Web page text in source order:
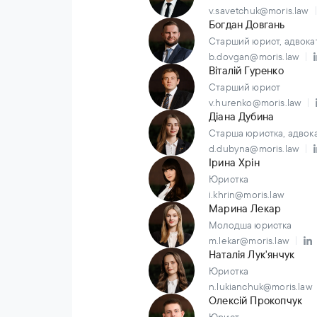
v.savetchuk@moris.law
Богдан Довгань
Старший юрист,
b.dovgan@moris.law
Віталій Гуренко
Старший юрист
v.hurenko@moris.law
Діана Дубина
Старша юристка,
d.dubyna@moris.law
Ірина Хрін
Юристка
i.khrin@moris.law
Марина Лекар
Молодша юристка
m.lekar@moris.law
Наталія Лук'янчук
Юристка
n.lukianchuk@moris.law
Олексій Прокопчук